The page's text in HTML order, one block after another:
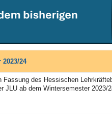
24
des Hessischen
JLU ab dem Wintersemester 2023/